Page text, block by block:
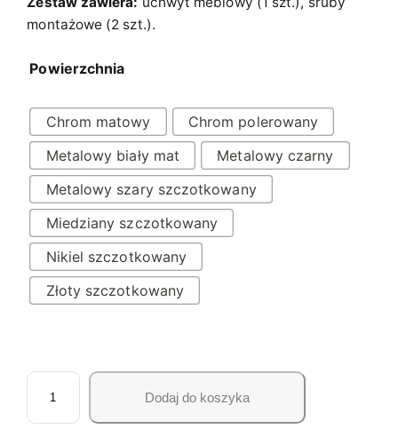
3
z
ł
d
o
4
9
9
z
montażowe (2 szt.).
Powierzchnia
Chrom matowy
Chrom polerowany
Metalowy biały mat
Metalowy czarny
Metalowy szary szczotkowany
Miedziany szczotkowany
Nikiel szczotkowany
Złoty szczotkowany
i
o
Dodaj do koszyka